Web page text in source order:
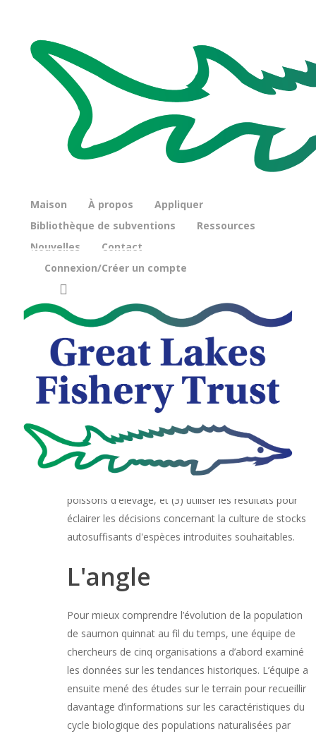
Maison À propos
Appliquer
Bibliothèque de subventions
Ressources
Nouvelles
Contact
Connexion/Créer un compte
Par
22 janvier 2015
Sans commentaires
Depuis les années 1960, l'État approvisionne le lac
Michigan en saumon quinnat afin de préserver
l'écosystème du lac et d'offrir aux pêcheurs diverses
moitié des saumons quinnat du lac Michigan sont
aujourd'hui naturalisés. Mais comment la population
de saumons a-t-elle évolué au fil du temps ? Et existe-
t-il des différences significatives entre les populations
écloserie, des différences qui pourraient perturber
l'équilibre délicat des pêcheries de l'État ?
Étant donné que le Michigan dépend des avantages
économiques de la pêche récréative et que la santé
des lacs dépend de la prise de décisions de gestion
judicieuses, le Great Lakes Fishery Trust (GLFT) a
financé un projet de recherche pour (1) mieux
comprendre la population de saumon quinnat la plus
naturalisée de l'État, (2) évaluer les différences
poissons d'élevage, et (3) utiliser les résultats pour
éclairer les décisions concernant la culture de stocks
autosuffisants d'espèces introduites souhaitables.
L'angle
Pour mieux comprendre l’évolution de la population
de saumon quinnat au fil du temps, une équipe de
chercheurs de cinq organisations a d’abord examiné
les données sur les tendances historiques. L’équipe a
ensuite mené des études sur le terrain pour recueillir
davantage d’informations sur les caractéristiques du
cycle biologique des populations naturalisées par